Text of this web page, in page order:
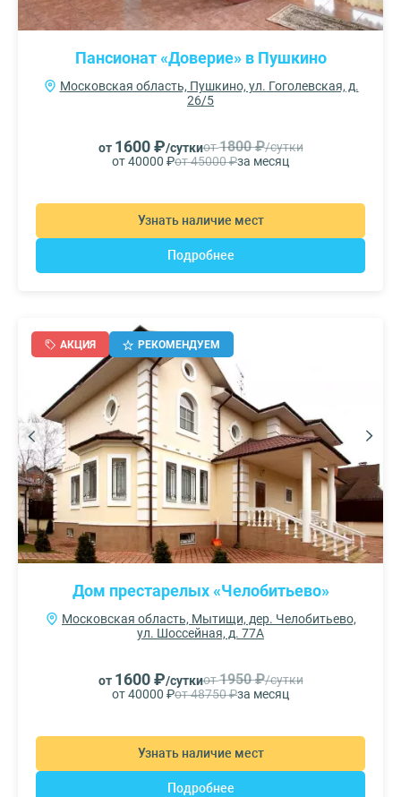
Пансионат «Доверие» в Пушкино
Московская область, Пушкино, ул. Гоголевская, д.
26/5
от 1600 ₽/суткиот1800 ₽/сутки
от 40000 ₽от 45000 ₽за месяц
Узнать наличие мест
Подробнее
АКЦИЯ РЕКОМЕНДУЕМ
Дом престарелых «Челобитьево»
Московская область, Мытищи, дер. Челобитьево,
ул. Шоссейная, д. 77А
от 1600 ₽/суткиот1950 ₽/сутки
от 40000 ₽от 48750 ₽за месяц
Узнать наличие мест
Подробнее